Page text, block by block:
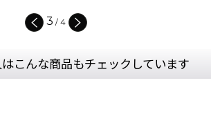
4 / 4
こんな商品もチェックしています